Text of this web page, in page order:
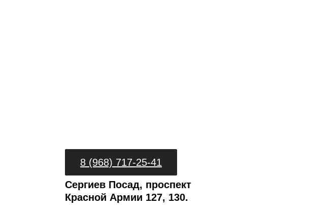
8 (968) 717-25-41
Сергиев Посад, проспект
Красной Армии 127, 130.